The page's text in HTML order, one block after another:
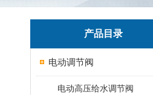
产品目录
电动调节阀
电动高压给水调节阀